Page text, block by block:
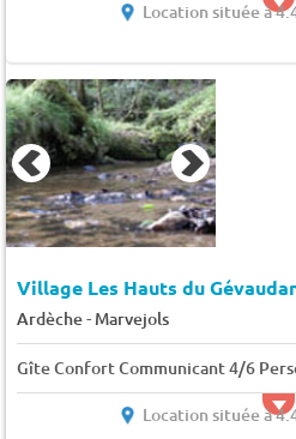
Location située à
Village Les Hauts du
Ardèche- Marvejols
Gîte Confort Communicant 4/6
Location située à